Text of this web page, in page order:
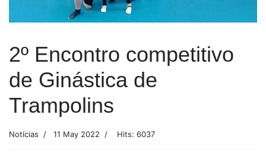
2º Encontro competitivo
de Ginástica de
Trampolins
Notícias 11 May 2022 Hits: 6037